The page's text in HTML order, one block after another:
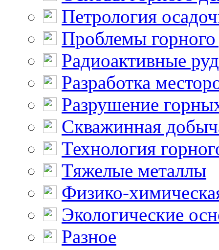
Петрология
Проблемы горного
Радиоактивные
Разработка
Разрушение
Скважинная
Технология
Тяжелые металлы
Физико-
Экологические
Разное